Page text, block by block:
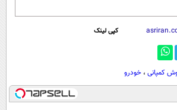
کپی لینک
کمپانی ، خودرو